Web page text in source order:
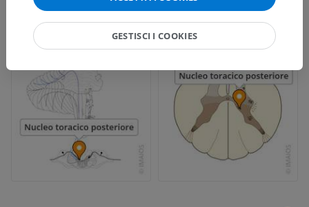
Galleria
GESTISCI I COOKIES